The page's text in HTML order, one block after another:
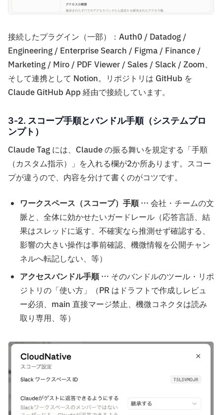
接続したプラグイン（一部）：Auth0 / Datadog /
Engineering / Enterprise Search / Figma / Finance /
Marketing / Miro / PDF Viewer / Sales / Slack / Zoom、
そして連携として Notion。リポジトリは GitHub を
Claude GitHub App 経由で接続しています。
3-2. スコープ手順とバンドル手順（システムプロ
ンプト）
Claude Tag には、Claude の振る舞いを規定する「手順
（カスタム指示）」を入れる欄が2か所あります。スコー
プが違うので、内容を分けて書くのがコツです。
ワークスペース（スコープ）手順… 会社・チームの文
脈と、全体に効かせたいガードレール（応答言語、結
果はスレッドに返す、不確実なら推測せず確認する、
影響の大きい操作は事前確認、機微情報を公開チャン
ネルへ転記しない、等）
アクセスバンドル手順… そのバンドルのツール・リポ
ジトリの「使い方」（PR はドラフトで作成しレビュ
ー必須、main 直接マージ禁止、機微コネクタは読み
取り専用、等）